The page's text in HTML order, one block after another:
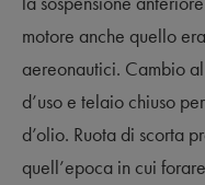
motore anche quello
aereonautici. Cambio
d’uso e telaio chiuso
d’olio. Ruota di scorta
quell’epoca in cui